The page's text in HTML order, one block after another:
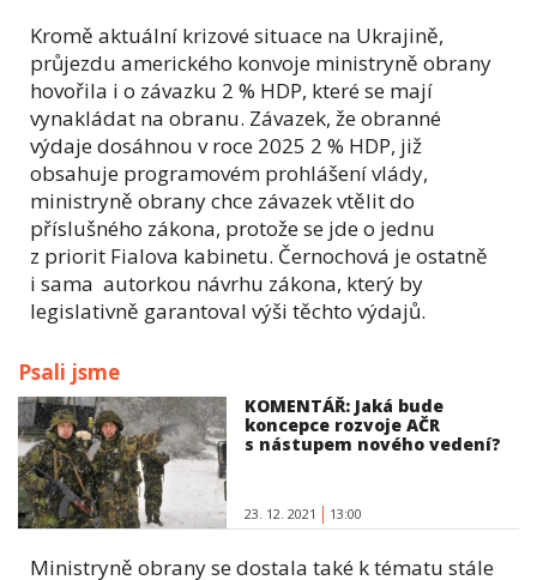
Kromě aktuální krizové situace na Ukrajině,
průjezdu amerického konvoje ministryně obrany
hovořila i o závazku 2 % HDP, které se mají
vynakládat na obranu. Závazek, že obranné
výdaje dosáhnou v roce 2025 2 % HDP, již
obsahuje programovém prohlášení vlády,
ministryně obrany chce závazek vtělit do
příslušného zákona, protože se jde o jednu
z priorit Fialova kabinetu. Černochová je ostatně
i sama autorkou návrhu zákona, který by
legislativně garantoval výši těchto výdajů.
Psali jsme
KOMENTÁŘ: Jaká bude
koncepce rozvoje AČR
s nástupem nového vedení?
23. 12. 2021 13:00
Ministryně obrany se dostala také k tématu stále